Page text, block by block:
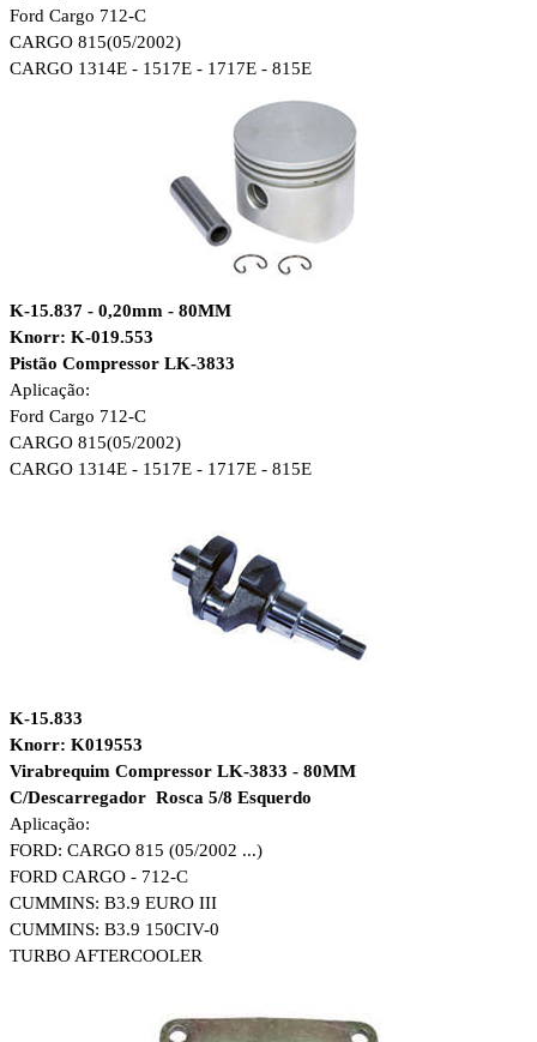
Ford Cargo 712-C
CARGO 815(05/2002)
CARGO 1314E - 1517E - 1717E - 815E
K-15.837 - 0,20mm - 80MM
Knorr: K-019.553
Pistão Compressor LK-3833
Aplicação:
Ford Cargo 712-C
CARGO 815(05/2002)
CARGO 1314E - 1517E - 1717E - 815E
K-15.833
Knorr: K019553
Virabrequim Compressor LK-3833 - 80MM
C/Descarregador Rosca 5/8 Esquerdo
Aplicação:
FORD: CARGO 815 (05/2002 ...)
FORD CARGO - 712-C
CUMMINS: B3.9 EURO III
CUMMINS: B3.9 150CIV-0
TURBO AFTERCOOLER